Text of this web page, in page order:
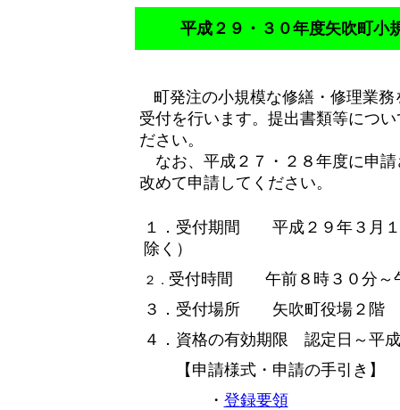
平成２９・３０年度矢吹町小
町発注の小規模な修繕・修理業
受付を行います。提出書類等につ
ださい。
なお、平成２７・２８年度に申
改めて申請してください。
１．受付期間 平成２９年３月
除く）
２． 受付時間 午前８時３０分～
３．受付場所 矢吹町役場２階
４．資格の有効期限 認定日～平
【申請様式・申請の手引き】
・ 登録要領